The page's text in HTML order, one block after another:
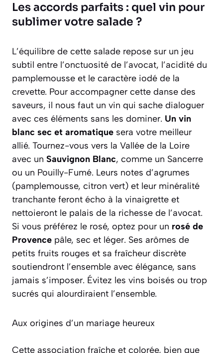
Les accords parfaits : quel vin pour
sublimer votre salade ?
L’équilibre de cette salade repose sur un jeu
subtil entre l’onctuosité de l’avocat, l’acidité du
pamplemousse et le caractère iodé de la
crevette. Pour accompagner cette danse des
saveurs, il nous faut un vin qui sache dialoguer
avec ces éléments sans les dominer. Un vin
blanc sec et aromatique sera votre meilleur
allié. Tournez-vous vers la Vallée de la Loire
avec un Sauvignon Blanc, comme un Sancerre
ou un Pouilly-Fumé. Leurs notes d’agrumes
(pamplemousse, citron vert) et leur minéralité
tranchante feront écho à la vinaigrette et
nettoieront le palais de la richesse de l’avocat.
Si vous préférez le rosé, optez pour un rosé de
Provence pâle, sec et léger. Ses arômes de
petits fruits rouges et sa fraîcheur discrète
soutiendront l’ensemble avec élégance, sans
jamais s’imposer. Évitez les vins boisés ou trop
sucrés qui alourdiraient l’ensemble.
Aux origines d’un mariage heureux
Cette association fraîche et colorée, bien que